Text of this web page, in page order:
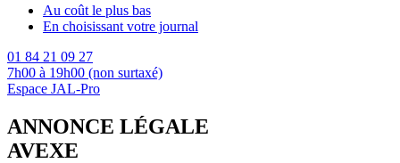
Au coût le plus bas
En choisissant votre journal
01 84 21 09 27
7h00 à 19h00 (non surtaxé)
Espace JAL-Pro
ANNONCE LÉGALE
AVEXE